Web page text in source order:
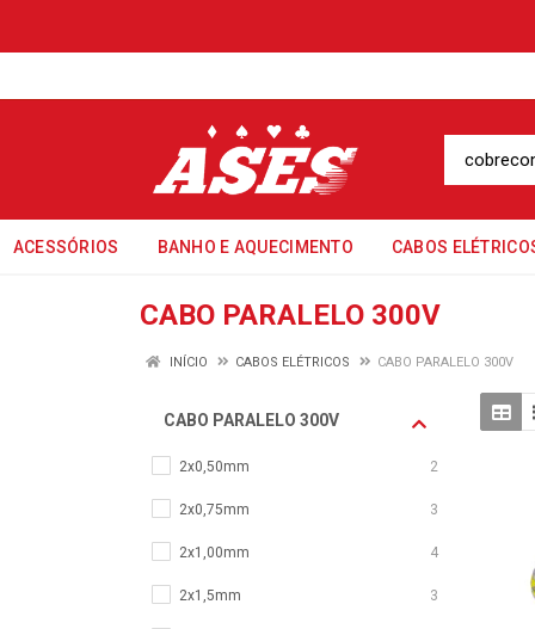
ACESSÓRIOS BANHO E AQUECIMENTO CABOS
CABO PARALELO 300V
INÍCIO CABOS ELÉTRICOS CABO PARALELO 300V
CABO PARALELO 300V
2x0,50mm 2
2x0,75mm 3
2x1,00mm 4
2x1,5mm 3